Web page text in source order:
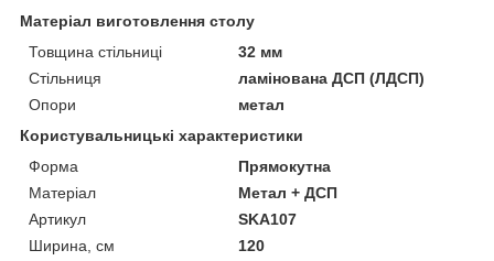
Матеріал виготовлення столу
Товщина стільниці
32 мм
Стільниця
ламінована ДСП (ЛДСП)
Опори
метал
Користувальницькі характеристики
Форма
Прямокутна
Матеріал
Метал + ДСП
Артикул
SKA107
Ширина, см
120